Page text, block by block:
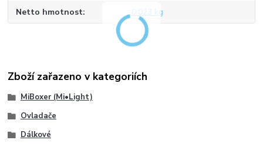
Netto hmotnost 0.023 kg
Zboží zařazeno v kategoriích
MiBoxer (Mi•Light)
Ovladače
Dálkové